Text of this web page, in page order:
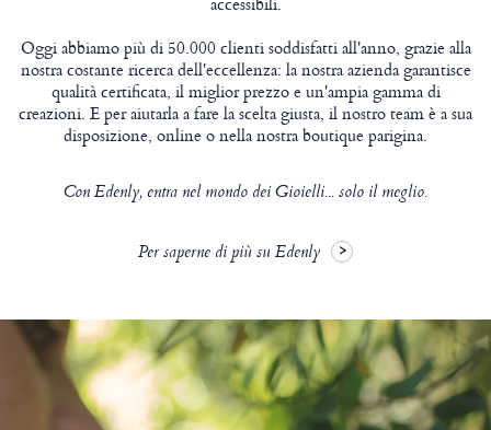
Oggi abbiamo più di 50.000 clienti soddisfatti all'anno, grazie alla
nostra costante ricerca dell'eccellenza: la nostra azienda garantisce
qualità certificata, il miglior prezzo e un'ampia gamma di
creazioni. E per aiutarla a fare la scelta giusta, il nostro team è a sua
disposizione, online o nella nostra boutique parigina.
Con Edenly, entra nel mondo dei Gioielli... solo il meglio.
Per saperne di più su Edenly